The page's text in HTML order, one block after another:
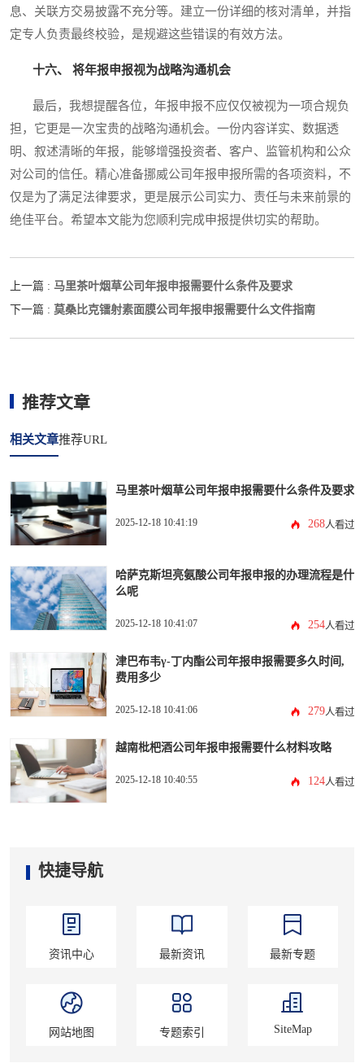
息、关联方交易披露不充分等。建立一份详细的核对清单，并指
定专人负责最终校验，是规避这些错误的有效方法。
十六、 将年报申报视为战略沟通机会
最后，我想提醒各位，年报申报不应仅仅被视为一项合规负
担，它更是一次宝贵的战略沟通机会。一份内容详实、数据透
明、叙述清晰的年报，能够增强投资者、客户、监管机构和公众
对公司的信任。精心准备挪威公司年报申报所需的各项资料，不
仅是为了满足法律要求，更是展示公司实力、责任与未来前景的
绝佳平台。希望本文能为您顺利完成申报提供切实的帮助。
上一篇 : 马里茶叶烟草公司年报申报需要什么条件及要求
下一篇 : 莫桑比克镭射素面膜公司年报申报需要什么文件指南
推荐文章
相关文章推荐URL
马里茶叶烟草公司年报申报需要什么条件及要求
2025-12-18 10:41:19 268人看过
哈萨克斯坦亮氨酸公司年报申报的办理流程是什
么呢
2025-12-18 10:41:07 254人看过
津巴布韦γ-丁内酯公司年报申报需要多久时间,
费用多少
2025-12-18 10:41:06 279人看过
越南枇杷酒公司年报申报需要什么材料攻略
2025-12-18 10:40:55 124人看过
快捷导航
资讯中心 最新资讯 最新专题
网站地图 专题索引 SiteMap